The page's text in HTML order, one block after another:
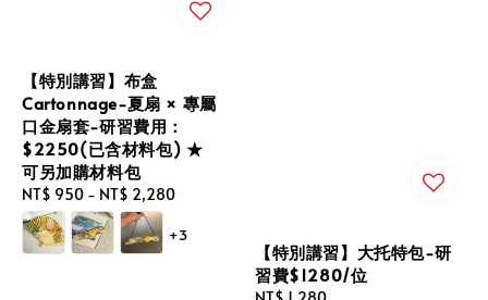
【特別講習】布盒
Cartonnage-夏扇 × 專屬
口金扇套-研習費用：
$2250(已含材料包) ★
可另加購材料包
Regular
price
NT$ 950 - NT$ 2,280
+3
【特別講習】大托特包-研
習費$1280/位